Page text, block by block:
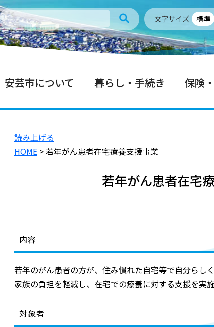
文字サイズ 標準
安芸市について 暮らし・手続き 保険
読み上げる
HOME > 若年がん患者在宅療養支援事業
若年がん患者在宅
内容
若年のがん患者の方が、住み慣れた自宅等で自分らし
家族の負担を軽減し、在宅での療養に対する支援を実施
対象者